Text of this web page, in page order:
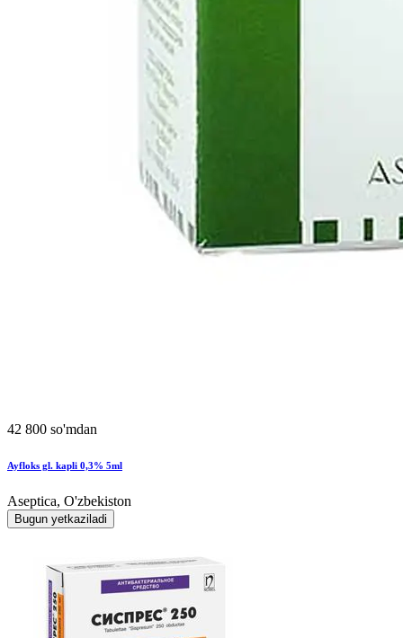
42 800 so'mdan
Ayfloks gl. kapli 0,3% 5ml
Aseptica, O'zbekiston
Bugun yetkaziladi